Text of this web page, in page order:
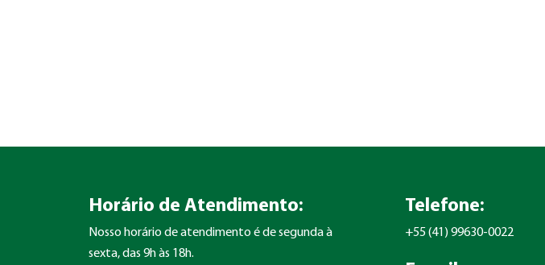
Horário de Atendimento:
Nosso horário de atendimento é de segunda à
sexta, das 9h às 18h.
Telefone:
+55 (41) 99630-0022